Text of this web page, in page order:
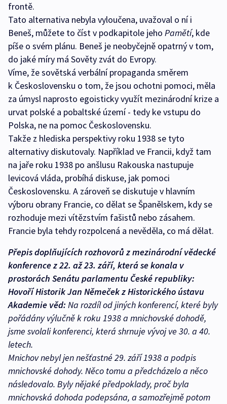
frontě.
Tato alternativa nebyla vyloučena, uvažoval o ní i
Beneš, můžete to číst v podkapitole jeho Pamětí, kde
píše o svém plánu. Beneš je neobyčejně opatrný v tom,
do jaké míry má Sověty zvát do Evropy.
Víme, že sovětská verbální propaganda směrem
k Československu o tom, že jsou ochotni pomoci, měla
za úmysl naprosto egoisticky využít mezinárodní krize a
urvat polské a pobaltské území - tedy ke vstupu do
Polska, ne na pomoc Československu.
Takže z hlediska perspektivy roku 1938 se tyto
alternativy diskutovaly. Například ve Francii, když tam
na jaře roku 1938 po anšlusu Rakouska nastupuje
levicová vláda, probíhá diskuse, jak pomoci
Československu. A zároveň se diskutuje v hlavním
výboru obrany Francie, co dělat se Španělskem, kdy se
rozhoduje mezi vítězstvím fašistů nebo zásahem.
Francie byla tehdy rozpolcená a nevěděla, co má dělat.
Přepis doplňujících rozhovorů z mezinárodní vědecké
konference z 22. až 23. září, která se konala v
prostorách Senátu parlamentu České republiky:
Hovoří Historik Jan Němeček z Historického ústavu
Akademie věd: Na rozdíl od jiných konferencí, které byly
pořádány výlučně k roku 1938 a mnichovské dohodě,
jsme svolali konferenci, která shrnuje vývoj ve 30. a 40.
letech.
Mnichov nebyl jen nešťastné 29. září 1938 a podpis
mnichovské dohody. Něco tomu a předcházelo a něco
následovalo. Byly nějaké předpoklady, proč byla
mnichovská dohoda podepsána, a samozřejmě potom